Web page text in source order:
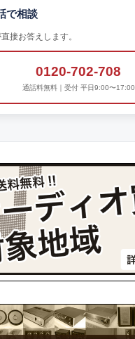
で相談
接お答えします。
0120-702-708
通話料無料｜受付 平日9:00〜17:00